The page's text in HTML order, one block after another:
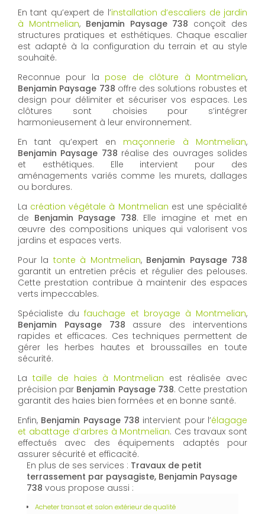
En tant qu’expert de l’installation d’escaliers de jardin
à Montmelian, Benjamin Paysage 738 conçoit des
structures pratiques et esthétiques. Chaque escalier
est adapté à la configuration du terrain et au style
souhaité.
Reconnue pour la pose de clôture à Montmelian,
Benjamin Paysage 738 offre des solutions robustes et
design pour délimiter et sécuriser vos espaces. Les
clôtures sont choisies pour s’intégrer
harmonieusement à leur environnement.
En tant qu’expert en maçonnerie à Montmelian,
Benjamin Paysage 738 réalise des ouvrages solides
et esthétiques. Elle intervient pour des
aménagements variés comme les murets, dallages
ou bordures.
La création végétale à Montmelian est une spécialité
de Benjamin Paysage 738. Elle imagine et met en
œuvre des compositions uniques qui valorisent vos
jardins et espaces verts.
Pour la tonte à Montmelian, Benjamin Paysage 738
garantit un entretien précis et régulier des pelouses.
Cette prestation contribue à maintenir des espaces
verts impeccables.
Spécialiste dufauchage et broyage à Montmelian,
Benjamin Paysage 738 assure des interventions
rapides et efficaces. Ces techniques permettent de
gérer les herbes hautes et broussailles en toute
sécurité.
La taille de haies à Montmelian est réalisée avec
précision par Benjamin Paysage 738. Cette prestation
garantit des haies bien formées et en bonne santé.
Enfin, Benjamin Paysage 738 intervient pour l’élagage
et abattage d’arbres à Montmelian. Ces travaux sont
effectués avec des équipements adaptés pour
assurer sécurité et efficacité.
En plus de ses services : Travaux de petit
terrassement par paysagiste, Benjamin Paysage
738 vous propose aussi :
Acheter transat et salon extérieur de qualité